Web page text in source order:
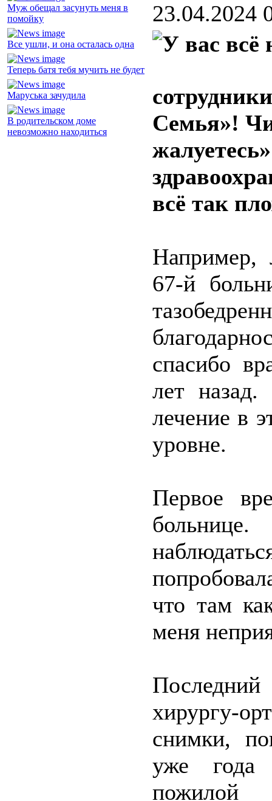
Муж обещал засунуть меня в
помойку
Все ушли, и она осталась одна
Теперь батя тебя мучить не будет
Маруська зачудила
В родительском доме
невозможно находиться
23.04.2024
Семья»!
всё так
Например,
67-й
спасибо
лет назад.
лечение в
уровне.
Первое
что там
меня
хирургу-
снимки,
уже года